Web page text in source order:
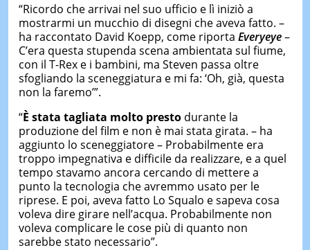
“Ricordo che arrivai nel suo ufficio e lì iniziò a
mostrarmi un mucchio di disegni che aveva fatto. –
ha raccontato David Koepp, come riporta Everyeye–
C’era questa stupenda scena ambientata sul fiume,
con il T-Rex e i bambini, ma Steven passa oltre
sfogliando la sceneggiatura e mi fa: ‘Oh, già, questa
non la faremo’”.
“È stata tagliata molto prestodurante la
produzione del film e non è mai stata girata. – ha
aggiunto lo sceneggiatore – Probabilmente era
troppo impegnativa e difficile da realizzare, e a quel
tempo stavamo ancora cercando di mettere a
punto la tecnologia che avremmo usato per le
riprese. E poi, aveva fatto Lo Squalo e sapeva cosa
voleva dire girare nell’acqua. Probabilmente non
voleva complicare le cose più di quanto non
sarebbe stato necessario”.